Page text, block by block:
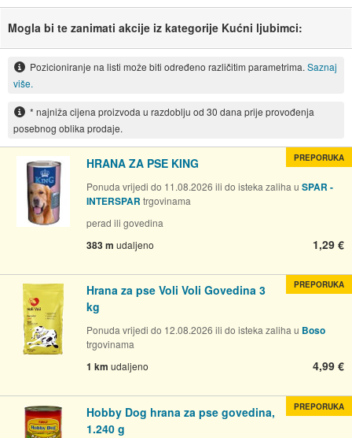
Mogla bi te zanimati akcije iz kategorije Kućni ljubimci:
Pozicioniranje na listi može biti određeno različitim parametrima. Saznaj
više.
* najniža cijena proizvoda u razdoblju od 30 dana prije provođenja
posebnog oblika prodaje.
HRANA ZA PSE KING
Ponuda vrijedi do 11.08.2026 ili do isteka zaliha u SPAR -
INTERSPAR trgovinama
perad ili govedina
383 m udaljeno 1,29 €
PREPORUKA
Hrana za pse Voli Voli Govedina 3
kg
Ponuda vrijedi do 12.08.2026 ili do isteka zaliha u Boso
trgovinama
1 km udaljeno 4,99 €
PREPORUKA
Hobby Dog hrana za pse govedina,
1.240 g
PREPORUKA